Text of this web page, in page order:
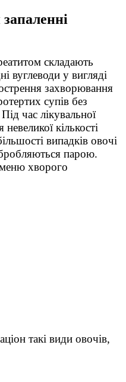
складають
вуглеводи у вигляді
захворювання
супів без
час лікувальної
кількості
випадків овочі
парою.
хворого
такі види овочів,